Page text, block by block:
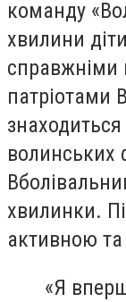
команду
хвилини
справжніми
патріотами
волинських
хвилинки.
активною
«Я вперше